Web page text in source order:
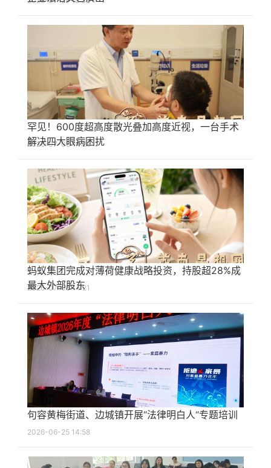
罕见！600度超高度散光叠加高度近视，一台手术
解决四大眼病困扰
2026-07-08 14:26
蚂蚁集团完成对薄荷健康战略投资，持股超28%成
最大外部股东
2026-07-08 14:21
句容黄梅街道、边城镇开展“法律明白人“专题培训
2026-06-25 14:58